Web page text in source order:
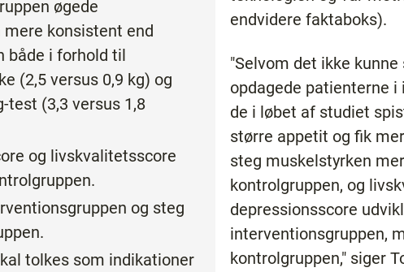
øgede
konsistent end
både i forhold til
(2,5 versus 0,9 kg) og
(3,3 versus 1,8
og livskvalitetsscore
og steg
tolkes som indikationer
endvidere faktaboks).
"Selvom det ikke
opdagede patienterne
de i løbet af studiet
større appetit og fik
steg muskelstyrken
kontrolgruppen, og
depressionsscore
interventionsgruppen,
kontrolgruppen," siger